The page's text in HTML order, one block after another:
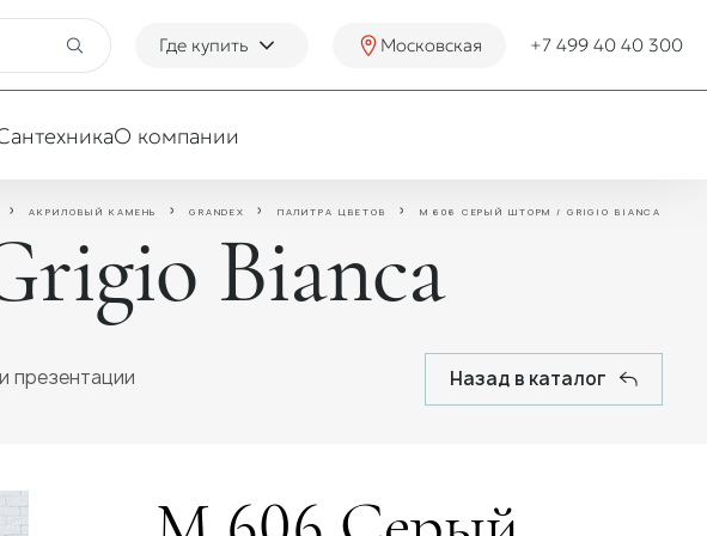
Где купить Московская +7 499 40 40 300
О компании
АКРИЛОВЫЙ КАМЕНЬ GRANDEX ПАЛИТРА ЦВЕТОВ M 606 СЕРЫЙ ШТОРМ / GRIGIO BIANCA
Bianca
презентации Назад в каталог